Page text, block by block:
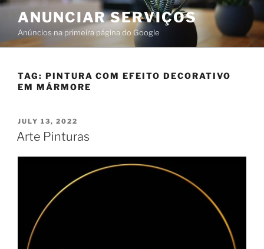
ANUNCIAR SERVIÇOS
Anúncios na primeira página do Google
TAG: PINTURA COM EFEITO DECORATIVO
EM MÁRMORE
JULY 13, 2022
Arte Pinturas